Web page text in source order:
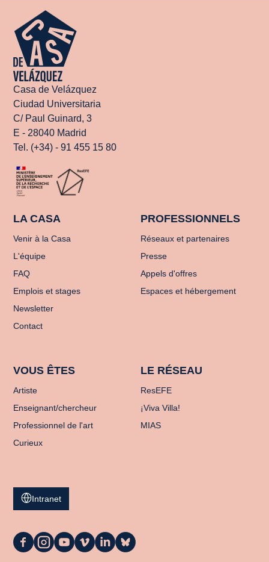
Casa de Velázquez
Ciudad Universitaria
C/ Paul Guinard, 3
E - 28040 Madrid
Tel. (+34) - 91 455 15 80
LA CASA
Venir à la Casa
L'équipe
FAQ
Emplois et stages
Newsletter
Contact
PROFESSIONNELS
Réseaux et partenaires
Presse
Appels d'offres
Espaces et hébergement
VOUS ÊTES
Artiste
Enseignant/chercheur
Professionnel de l'art
Curieux
LE RÉSEAU
ResEFE
¡Viva Villa!
MIAS
Intranet
La
La
La
La
La
La